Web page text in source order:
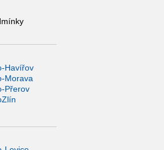
Havířov
Morava
Přerov